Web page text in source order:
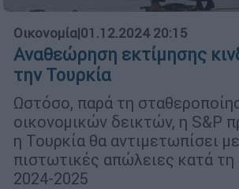
Οικονομία|01.12.2024 20:15
Αναθεώρηση εκτίμησης
την Τουρκία
Ωστόσο, παρά τη
οικονομικών δεικτών, η S&P
η Τουρκία θα αντιμετωπίσει
πιστωτικές απώλειες κατά τη
2024-2025